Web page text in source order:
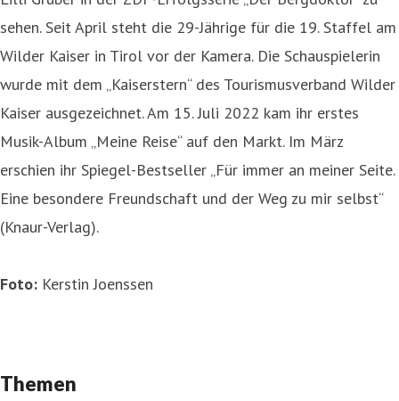
sehen. Seit April steht die 29-Jährige für die 19. Staffel am
Wilder Kaiser in Tirol vor der Kamera. Die Schauspielerin
wurde mit dem „Kaiserstern“ des Tourismusverband Wilder
Kaiser ausgezeichnet. Am 15. Juli 2022 kam ihr erstes
Musik-Album „Meine Reise“ auf den Markt. Im März
erschien ihr Spiegel-Bestseller „Für immer an meiner Seite.
Eine besondere Freundschaft und der Weg zu mir selbst“
(Knaur-Verlag).
Foto: Kerstin Joenssen
Themen